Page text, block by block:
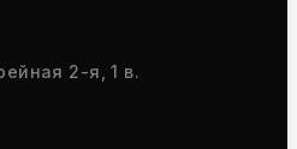
2-я, 1 в.